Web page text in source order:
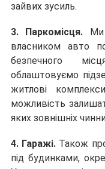
зайвих зусиль.
3. Паркомісця.
власником авто
безпечного
облаштовуємо
житлові
можливість
яких зовнішніх
4. Гаражі. Також
під будинками,